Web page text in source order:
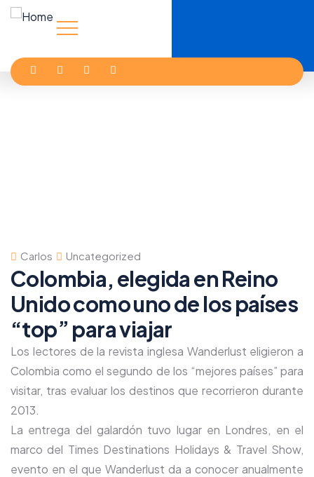
Carlos Uncategorized
Colombia, elegida en Reino
Unido como uno de los países
“top” para viajar
Los lectores de la revista inglesa Wanderlust eligieron a
Colombia como el segundo de los “mejores países” para
visitar, tras evaluar los destinos que recorrieron durante
2013.
La entrega del galardón tuvo lugar en Londres, en el
marco del Times Destinations Holidays & Travel Show,
evento en el que Wanderlust da a conocer anualmente